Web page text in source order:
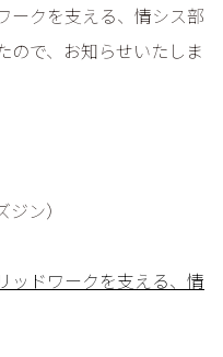
ークを支える、情シス部
ので、お知らせいたしま
ン）
ッドワークを支える、情